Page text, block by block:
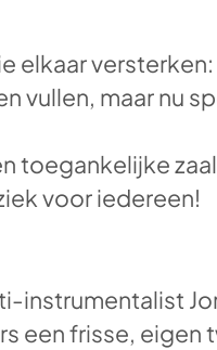
elkaar versterken:
vullen, maar nu
toegankelijke
voor iedereen!
instrumentalist
een frisse, eigen